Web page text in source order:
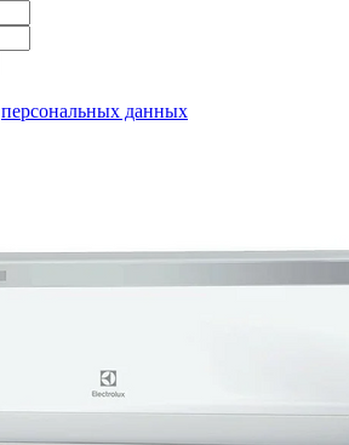
персональных данных